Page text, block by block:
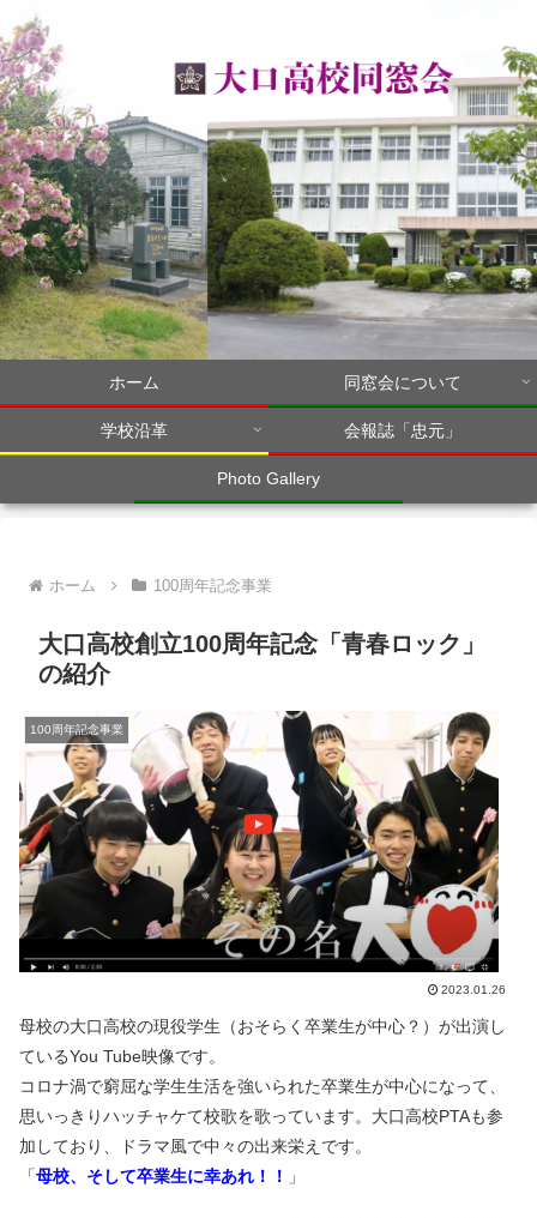
ホーム 同窓会について
学校沿革 会報誌「忠元」
Photo Gallery
ホーム 100周年記念事業
大口高校創立100周年記念「青春ロック」
の紹介
100周年記念事業
2023.01.26
母校の大口高校の現役学生（おそらく卒業生が中心？）が出演し
ているYou Tube映像です。
コロナ渦で窮屈な学生生活を強いられた卒業生が中心になって、
思いっきりハッチャケて校歌を歌っています。大口高校PTAも参
加しており、ドラマ風で中々の出来栄えです。
「母校、そして卒業生に幸あれ！！ 」